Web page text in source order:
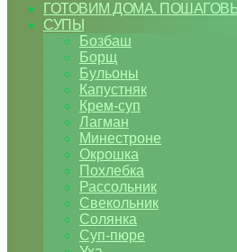
ГОТОВИМ ДОМА.
СУПЫ
Бозбаш
Борщ
Бульоны
Капустняк
Крем-суп
Лагман
Минестроне
Окрошка
Похлебка
Рассольник
Свекольник
Солянка
Суп-пюре